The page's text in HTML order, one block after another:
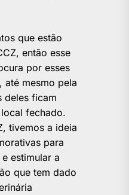
que estão
então esse
por esses
até mesmo pela
deles ficam
fechado.
tivemos a ideia
para
estimular a
que tem dado